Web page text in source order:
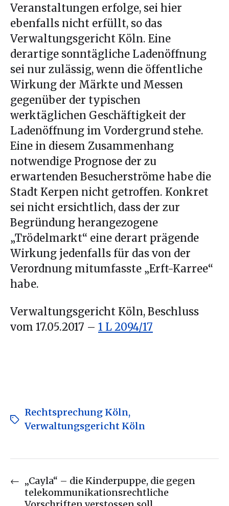
Veranstaltungen erfolge, sei hier
ebenfalls nicht erfüllt, so das
Verwaltungsgericht Köln. Eine
derartige sonntägliche Ladenöffnung
sei nur zulässig, wenn die öffentliche
Wirkung der Märkte und Messen
gegenüber der typischen
werktäglichen Geschäftigkeit der
Ladenöffnung im Vordergrund stehe.
Eine in diesem Zusammenhang
notwendige Prognose der zu
erwartenden Besucherströme habe die
Stadt Kerpen nicht getroffen. Konkret
sei nicht ersichtlich, dass der zur
Begründung herangezogene
„Trödelmarkt“ eine derart prägende
Wirkung jedenfalls für das von der
Verordnung mitumfasste „Erft-Karree“
habe.
Verwaltungsgericht Köln, Beschluss
vom 17.05.2017 – 1 L 2094/17
Rechtsprechung Köln,
Verwaltungsgericht Köln
← „Cayla“ – die Kinderpuppe, die gegen
telekommunikationsrechtliche